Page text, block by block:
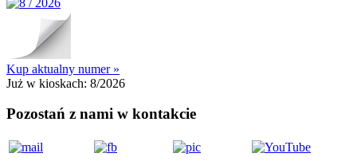
Kup aktualny numer »
Już w kioskach: 8/2026
Pozostań z nami w kontakcie